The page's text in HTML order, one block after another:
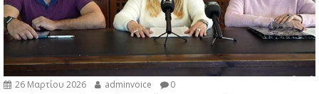
26 Μαρτίου 2026 adminvoice 0